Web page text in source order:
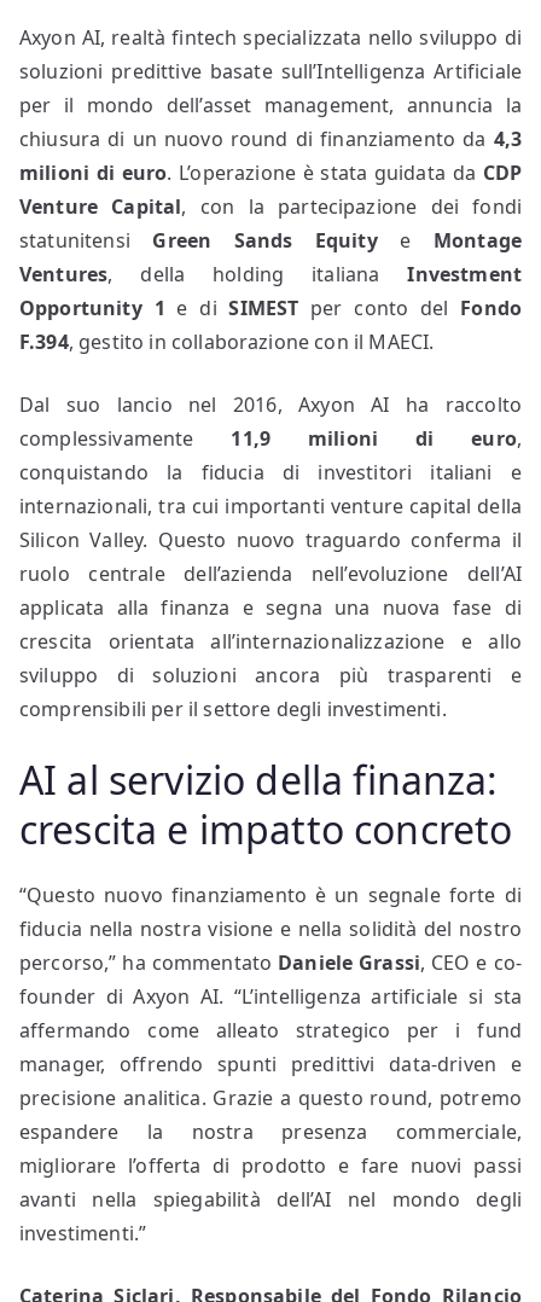
Axyon AI, realtà fintech specializzata nello sviluppo di
soluzioni predittive basate sull’Intelligenza Artificiale
per il mondo dell’asset management, annuncia la
chiusura di un nuovo round di finanziamento da 4,3
milioni di euro. L’operazione è stata guidata da CDP
Venture Capital, con la partecipazione dei fondi
statunitensi Green Sands Equitye Montage
Ventures, della holding italianaInvestment
Opportunity 1 e diSIMEST per conto del Fondo
F.394, gestito in collaborazione con il MAECI.
Dal suo lancio nel 2016, Axyon AI ha raccolto
complessivamente 11,9 milioni di euro,
conquistando la fiducia di investitori italiani e
internazionali, tra cui importanti venture capital della
Silicon Valley. Questo nuovo traguardo conferma il
ruolo centrale dell’azienda nell’evoluzione dell’AI
applicata alla finanza e segna una nuova fase di
crescita orientata all’internazionalizzazione e allo
sviluppo di soluzioni ancora più trasparenti e
comprensibili per il settore degli investimenti.
AI al servizio della finanza:
crescita e impatto concreto
“Questo nuovo finanziamento è un segnale forte di
fiducia nella nostra visione e nella solidità del nostro
percorso,” ha commentato Daniele Grassi, CEO e co-
founder di Axyon AI. “L’intelligenza artificiale si sta
affermando come alleato strategico per i fund
manager, offrendo spunti predittivi data-driven e
precisione analitica. Grazie a questo round, potremo
espandere la nostra presenza commerciale,
migliorare l’offerta di prodotto e fare nuovi passi
avanti nella spiegabilità dell’AI nel mondo degli
investimenti.”
Caterina Siclari, Responsabile del Fondo Rilancio